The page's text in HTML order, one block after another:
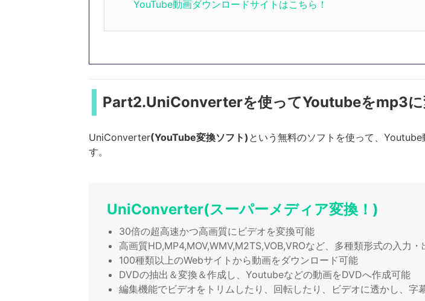
YouTube動画ダウンロードサイトはこちら！
Part2.UniConverterを使ってYoutubeをmp3に
UniConverter(YouTube変換ソフト) という無料のソフトを使って、
す。
UniConverter(スーパーメディア変換！)
30倍の超高速かつ高画質にビデオを変換可能
高画質HD,MP4,MOV,WMV,M2TS,VOB,VROなど、多種類形式の入力
100種類以上のWebサイトから動画をダウンロード可能
DVDの抽出＆変換＆作成し、Youtubeなどの動画をDVDへ作成可能
編集機能でビデオをトリムしたり、回転したり、ビデオに透かし、字